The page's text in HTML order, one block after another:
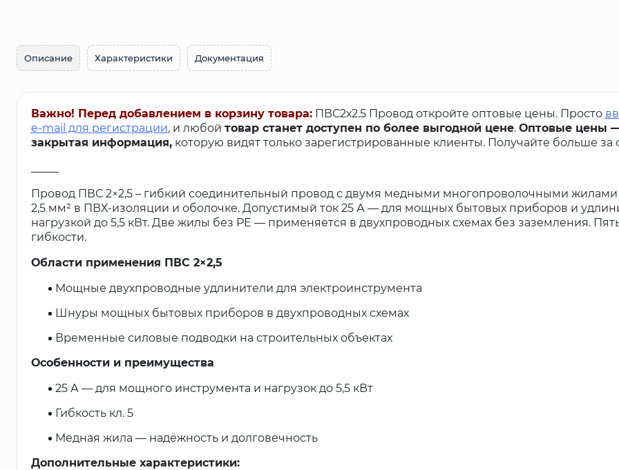
Описание Характеристики Документация
Важно! Перед добавлением в корзину товара: ПВС2х2.5 Провод откройте оптовые цены. Просто
e-mail для регистрации, и любой товар станет доступен по более выгодной цене. Оптовые цены
закрытая информация,которую видят только зарегистрированные клиенты. Получайте больше за
Провод ПВС 2×2,5 – гибкий соединительный провод с двумя медными многопроволочными
2,5 мм² в ПВХ-изоляции и оболочке. Допустимый ток 25 А — для мощных бытовых приборов и
нагрузкой до 5,5 кВт. Две жилы без PE — применяется в двухпроводных схемах без заземления.
гибкости.
Области применения ПВС 2×2,5
Мощные двухпроводные удлинители для электроинструмента
Шнуры мощных бытовых приборов в двухпроводных схемах
Временные силовые подводки на строительных объектах
Особенности и преимущества
25 А — для мощного инструмента и нагрузок до 5,5 кВт
Гибкость кл. 5
Медная жила — надёжность и долговечность
Дополнительные характеристики: